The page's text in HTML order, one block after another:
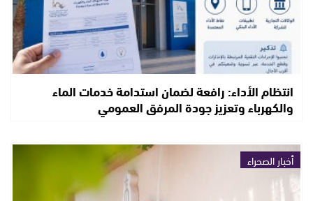
انتظام الأداء: رافعة لضمان استدامة خدمات الماء
والكهرباء وتعزيز جودة المرفق العمومي
أخبار الصحراء